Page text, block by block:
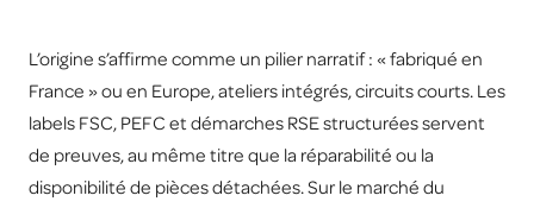
L’origine s’affirme comme un pilier narratif : « fabriqué en
France » ou en Europe, ateliers intégrés, circuits courts. Les
labels FSC, PEFC et démarches RSE structurées servent
de preuves, au même titre que la réparabilité ou la
disponibilité de pièces détachées. Sur le marché du